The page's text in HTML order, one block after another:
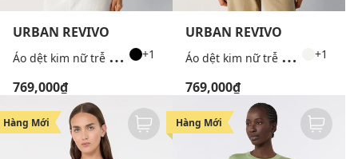
URBAN REVIVO
Á
o dệt kim nữ trễ vai bất đối xứng +1
769,000₫
URBAN REVIVO
Á
o dệt kim nữ trễ vai bất đối xứng +1
769,000₫
Hàng Mới Hàng Mới